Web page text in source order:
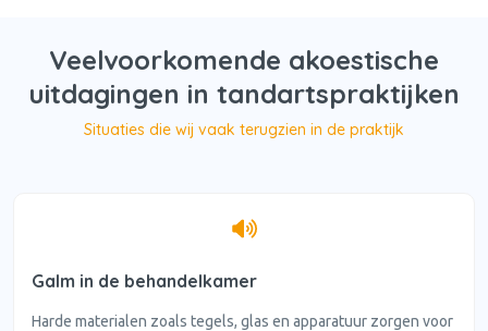
Veelvoorkomende akoestische
uitdagingen in tandartspraktijken
Situaties die wij vaak terugzien in de praktijk
Galm in de behandelkamer
Harde materialen zoals tegels, glas en apparatuur zorgen voor